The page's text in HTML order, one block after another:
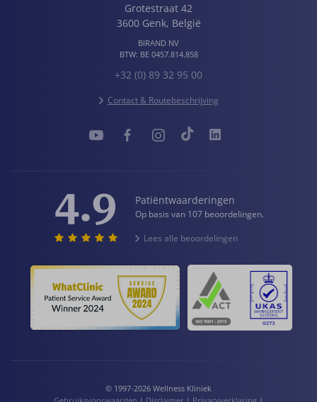
Grotestraat 42
3600 Genk, België
BIRAND NV
BTW: BE 0457.814.858
+32 (0) 89 32 95 00
Contact & Routebeschrijving
4.9 Patiëntwaarderingen
Op basis van 107 beoordelingen.
Lees alle beoordelingen
© 1997-2026 Wellness Kliniek